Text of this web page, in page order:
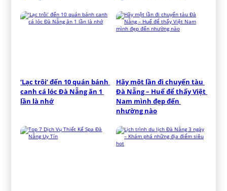
‘Lạc trôi’ đến 10 quán bánh
canh cá lóc Đà Nẵng ăn 1
lần là nhớ
Hãy một lần đi chuyến tàu
Đà Nẵng – Huế để thấy Việt
Nam mình đẹp đến
nhường nào